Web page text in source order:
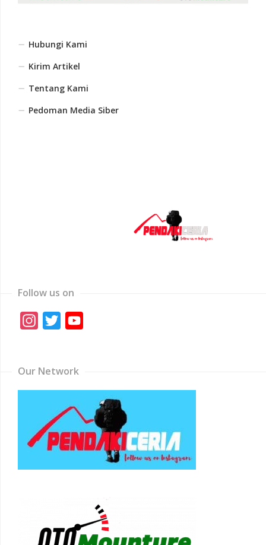
Hubungi Kami
Kirim Artikel
Tentang Kami
Pedoman Media Siber
Follow us on
Instagram
Twitter
Our Network